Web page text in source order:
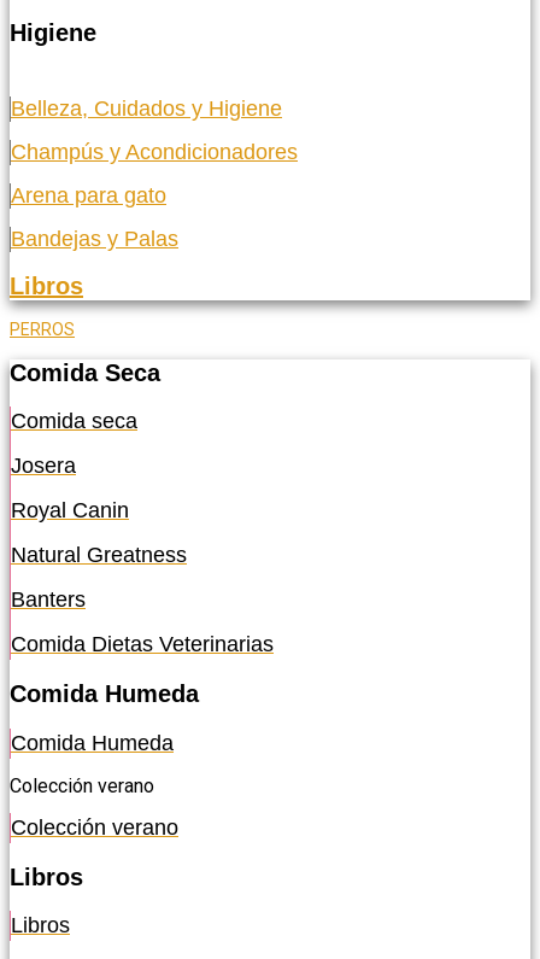
Higiene
Belleza, Cuidados y Higiene
Champús y Acondicionadores
Arena para gato
Bandejas y Palas
Libros
PERROS
Comida Seca
Comida seca
Josera
Royal Canin
Natural Greatness
Banters
Comida Dietas Veterinarias
Comida Humeda
Comida Humeda
Colección verano
Colección verano
Libros
Libros